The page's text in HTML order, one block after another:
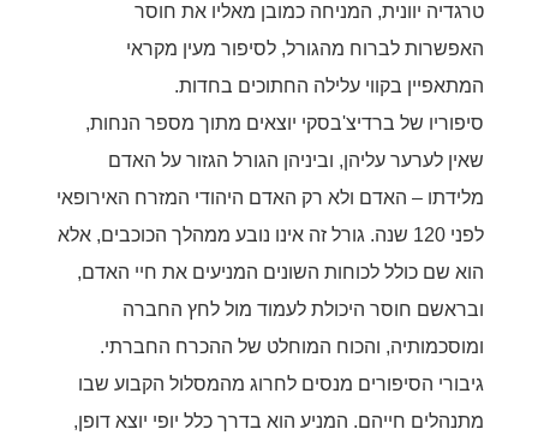
טרגדיה יוונית, המניחה כמובן מאליו את חוסר
האפשרות לברוח מהגורל, לסיפור מעין מקראי
המתאפיין בקווי עלילה החתוכים בחדות.
סיפוריו של ברדיצ'בסקי יוצאים מתוך מספר הנחות,
שאין לערער עליהן, וביניהן הגורל הגזור על האדם
מלידתו – האדם ולא רק האדם היהודי המזרח האירופאי
לפני 120 שנה. גורל זה אינו נובע ממהלך הכוכבים, אלא
הוא שם כולל לכוחות השונים המניעים את חיי האדם,
ובראשם חוסר היכולת לעמוד מול לחץ החברה
ומוסכמותיה, והכוח המוחלט של ההכרח החברתי.
גיבורי הסיפורים מנסים לחרוג מהמסלול הקבוע שבו
מתנהלים חייהם. המניע הוא בדרך כלל יופי יוצא דופן,